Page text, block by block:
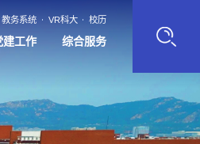
教务系统 VR科大 校历
建工作 综合服务